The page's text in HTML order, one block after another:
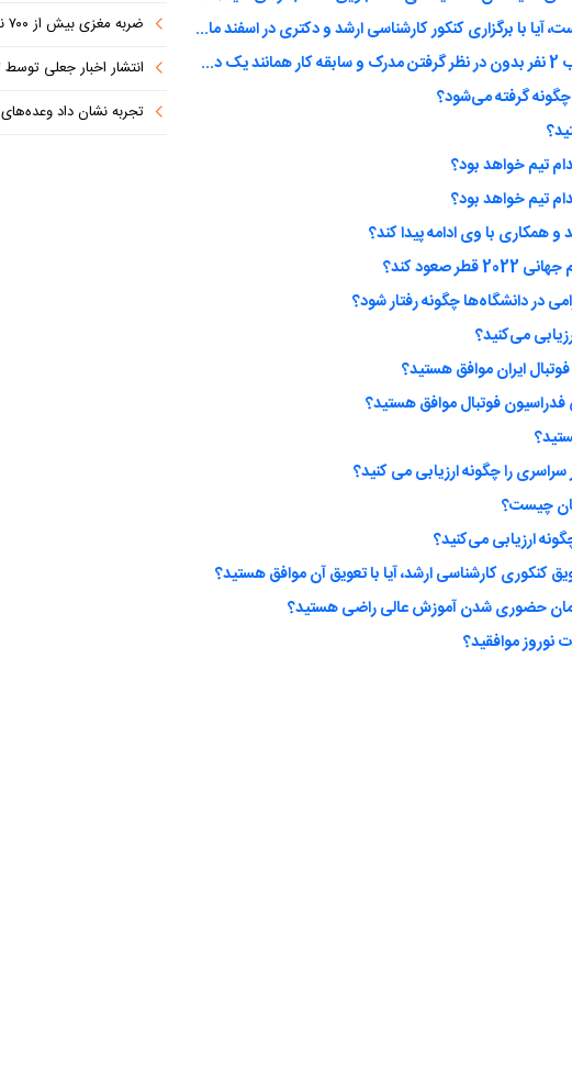
در حالی که شروع سال تحصیلی در ماه مهر است، آیا با برگزاری کنکور کارشناسی ارشد و دکتری در اسفند ماه موافق هستید؟
آیا سهمیه اعضای شورای شهر تهران برای جذب 2 نفر بدون در نظر گرفتن مدرک و سابقه کار همانند یک دختر دهه هشتادی را درست می‌دانید؟
گرفته می‌شود؟
همکاری با وی ادامه پیدا کند؟
کند؟
در دانشگاه‌ها چگونه رفتار شود؟
می‌کنید؟
ایران موافق هستید؟
فوتبال موافق هستید؟
را چگونه ارزیابی می کنید؟
چیست؟
کنکوری کارشناسی ارشد، آیا با تعویق آن موافق هستید؟
زمان حضوری شدن آموزش عالی راضی هستید؟
نوروز موافقید؟
ضربه مغزی بیش از ۷۰۰ نظامی آمریکایی در حملات ایران
انتشار اخبار جعلی توسط
تجربه نشان داد وعده‌های